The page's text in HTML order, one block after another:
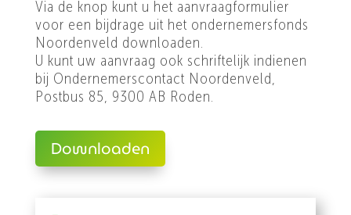
Via de knop kunt u het aanvraagformulier
voor een bijdrage uit het ondernemersfonds
Noordenveld downloaden.
U kunt uw aanvraag ook schriftelijk indienen
bij Ondernemerscontact Noordenveld,
Postbus 85, 9300 AB Roden.
Downloaden